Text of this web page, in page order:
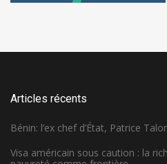
Articles récents
Bénin: l’ex chef d’État, Patrice
Visa américain sous caution : la